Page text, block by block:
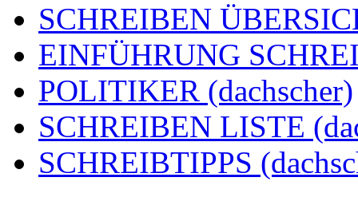
SCHREIBEN
EINFÜHRUNG
POLITIKER (dachscher)
SCHREIBEN LISTE
SCHREIBTIPPS